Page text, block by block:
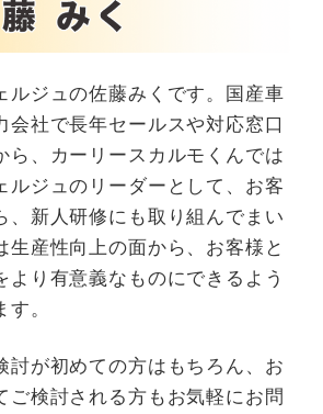
ルジュの佐藤みくです。国産車
会社で長年セールスや対応窓口
ら、カーリースカルモくんでは
ルジュのリーダーとして、お客
、新人研修にも取り組んでまい
生産性向上の面から、お客様と
より有意義なものにできるよう
。
討が初めての方はもちろん、お
ご検討される方もお気軽にお問